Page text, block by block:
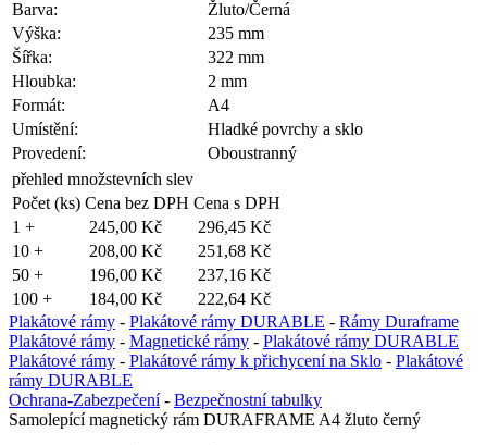
Barva:
Žluto/Černá
Výška:
235 mm
Šířka:
322 mm
Hloubka:
2 mm
Formát:
A4
Umístění:
Hladké povrchy a sklo
Provedení:
Oboustranný
přehled množstevních slev
Počet (ks) Cena bez DPH Cena s DPH
1 +
245,00 Kč
296,45 Kč
10 +
208,00 Kč
251,68 Kč
50 +
196,00 Kč
237,16 Kč
100 +
184,00 Kč
222,64 Kč
Plakátové rámy - Plakátové rámy DURABLE - Rámy Duraframe
Plakátové rámy - Magnetické rámy - Plakátové rámy DURABLE
Plakátové rámy - Plakátové rámy k přichycení na Sklo - Plakátové
rámy DURABLE
Ochrana-Zabezpečení- Bezpečnostní tabulky
Samolepící magnetický rám DURAFRAME A4 žluto černý